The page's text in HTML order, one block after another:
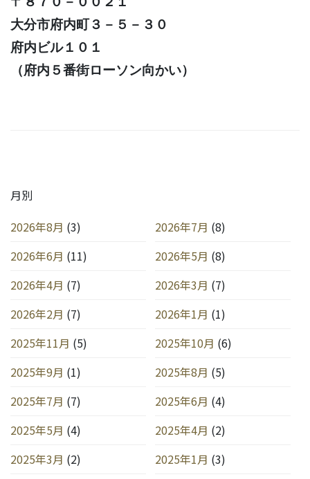
大分市府内町３－５－３０
府内ビル１０１
（府内５番街ローソン向かい）
月別
2026年8月 (3) 2026年7月 (8)
2026年6月 (11) 2026年5月 (8)
2026年4月 (7) 2026年3月 (7)
2026年2月 (7) 2026年1月 (1)
2025年11月 (5) 2025年10月 (6)
2025年9月 (1) 2025年8月 (5)
2025年7月 (7) 2025年6月 (4)
2025年5月 (4) 2025年4月 (2)
2025年3月 (2) 2025年1月 (3)